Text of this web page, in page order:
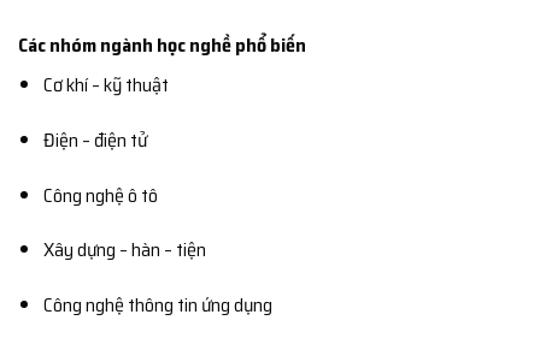
Các nhóm ngành học nghề phổ biến
Cơ khí – kỹ thuật
Điện – điện tử
Công nghệ ô tô
Xây dựng – hàn – tiện
Công nghệ thông tin ứng dụng